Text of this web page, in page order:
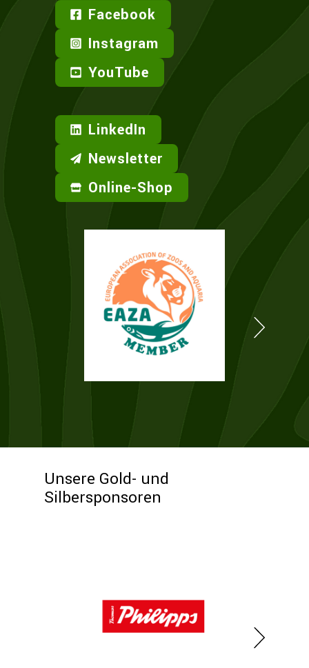
Facebook
Instagram
YouTube
LinkedIn
Newsletter
Online-Shop
Unsere Gold- und
Silbersponsoren